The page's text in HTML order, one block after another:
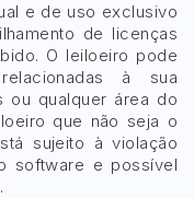
e de uso exclusivo
de licenças
O leiloeiro pode
à sua
ou qualquer área do
que não seja o
sujeito à violação
software e possível